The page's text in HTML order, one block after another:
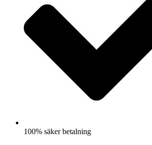
100% säker betalning